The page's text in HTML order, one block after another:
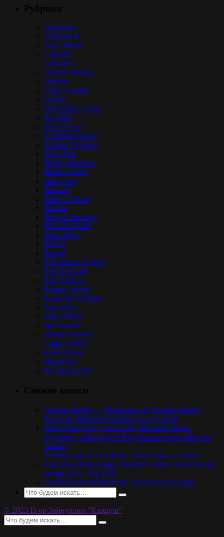
Alborosie
Anthony B
Arise Roots
Capleton
Chronixx
Damian Marley
Dub Inc
Elijah Prophet
Fyakin
Hornsman Coyote
Iba Mahr
Jesse Royal
Jo Mersa Marley
Kabaka Pyramid
Kaya Fest
Marley Brothers
Marlon Asher
Matisyahu
Mavado
Mellow Mood
Mishka
Morgan Heritage
MUZZAFARI
Omar Perry
POGA
Protoje
R.Esistence in Dub
RASTAGOR
Real McKoy
Reggae World
Roots Of Creation
Sean Paul
Skip Marley
Spectacular
Stephen Marley
Ziggy Marley
Коля Маню
Марлины
Русское регги
Damian Marley — Medication ft. Stephen Marley
(Cover by Rastagor) перевод на русский
Илон Маск представил неуязвимый пикап
будущего, а Rastagor и Poga новый трек «Мир на
Земле»
☩ BowLand ☩ Get Busy ♪ Sean Paul — Cover ♪
Elias Boussnina synger Destiny’s Child, Sean Paul og
mange flere / Pop Quiz
Gdzieś to już słyszałem #7: Sean Paul pod lupą!
© 2023 Егор Зайнуллин "Rastagor"